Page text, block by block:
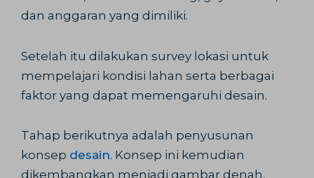
dan anggaran yang dimiliki.
Setelah itu dilakukan survey lokasi untuk
mempelajari kondisi lahan serta berbagai
faktor yang dapat memengaruhi desain.
Tahap berikutnya adalah penyusunan
konsep desain. Konsep ini kemudian
dikembangkan menjadi gambar denah,